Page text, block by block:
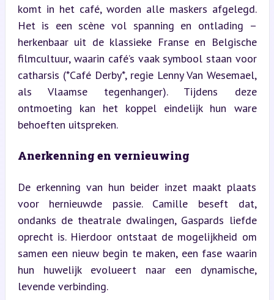
komt in het café, worden alle maskers afgelegd.
Het is een scène vol spanning en ontlading –
herkenbaar uit de klassieke Franse en Belgische
filmcultuur, waarin café’s vaak symbool staan voor
catharsis (*Café Derby*, regie Lenny Van Wesemael,
als Vlaamse tegenhanger). Tijdens deze
ontmoeting kan het koppel eindelijk hun ware
behoeften uitspreken.
Anerkenning en vernieuwing
De erkenning van hun beider inzet maakt plaats
voor hernieuwde passie. Camille beseft dat,
ondanks de theatrale dwalingen, Gaspards liefde
oprecht is. Hierdoor ontstaat de mogelijkheid om
samen een nieuw begin te maken, een fase waarin
hun huwelijk evolueert naar een dynamische,
levende verbinding.